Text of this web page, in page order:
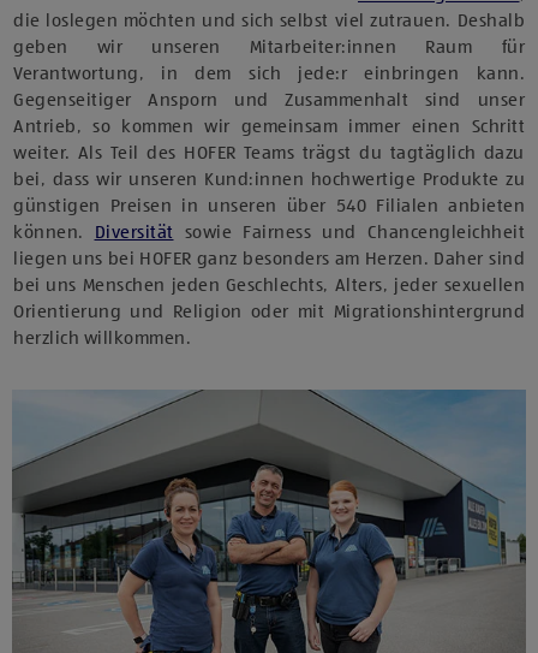
die loslegen möchten und sich selbst viel zutrauen. Deshalb
geben wir unseren Mitarbeiter:innen Raum für
Verantwortung, in dem sich jede:r einbringen kann.
Gegenseitiger Ansporn und Zusammenhalt sind unser
Antrieb, so kommen wir gemeinsam immer einen Schritt
weiter. Als Teil des HOFER Teams trägst du tagtäglich dazu
bei, dass wir unseren Kund:innen hochwertige Produkte zu
günstigen Preisen in unseren über 540 Filialen anbieten
können. Diversität sowie Fairness und Chancengleichheit
liegen uns bei HOFER ganz besonders am Herzen. Daher sind
bei uns Menschen jeden Geschlechts, Alters, jeder sexuellen
Orientierung und Religion oder mit Migrationshintergrund
herzlich willkommen.